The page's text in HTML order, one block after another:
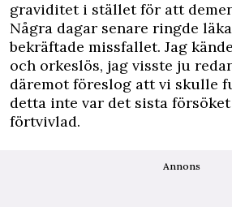
graviditet i stället för att
Några dagar senare ringde
bekräftade missfallet. Jag
och orkeslös, jag visste ju
däremot föreslog att vi skulle
detta inte var det sista
förtvivlad.
Annons